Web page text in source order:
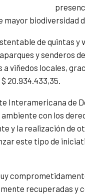
mayor biodiversidad
de quintas
y senderos
viñedos locales,
20.934.433,35.
Interamericana de
con los
y la realización de
este tipo de
recuperadas y